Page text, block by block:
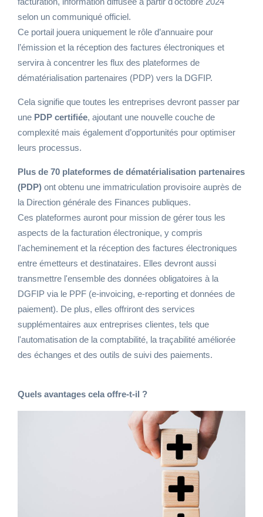
selon un communiqué officiel.
Ce portail jouera uniquement le rôle d’annuaire pour
l’émission et la réception des factures électroniques et
servira à concentrer les flux des plateformes de
dématérialisation partenaires (PDP) vers la DGFIP.
Cela signifie que toutes les entreprises devront passer par
une PDP certifiée, ajoutant une nouvelle couche de
complexité mais également d’opportunités pour optimiser
leurs processus.
Plus de 70 plateformes de dématérialisation partenaires
(PDP) ont obtenu une immatriculation provisoire auprès de
la Direction générale des Finances publiques.
Ces plateformes auront pour mission de gérer tous les
aspects de la facturation électronique, y compris
l'acheminement et la réception des factures électroniques
entre émetteurs et destinataires. Elles devront aussi
transmettre l'ensemble des données obligatoires à la
DGFIP via le PPF (e-invoicing, e-reporting et données de
paiement). De plus, elles offriront des services
supplémentaires aux entreprises clientes, tels que
l'automatisation de la comptabilité, la traçabilité améliorée
des échanges et des outils de suivi des paiements.
Quels avantages cela offre-t-il ?